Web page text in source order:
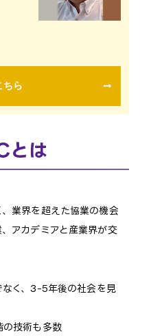
ちら
とは
業界を超えた協業の機会
アカデミアと産業界が交
なく、3-5年後の社会を見
の技術も多数